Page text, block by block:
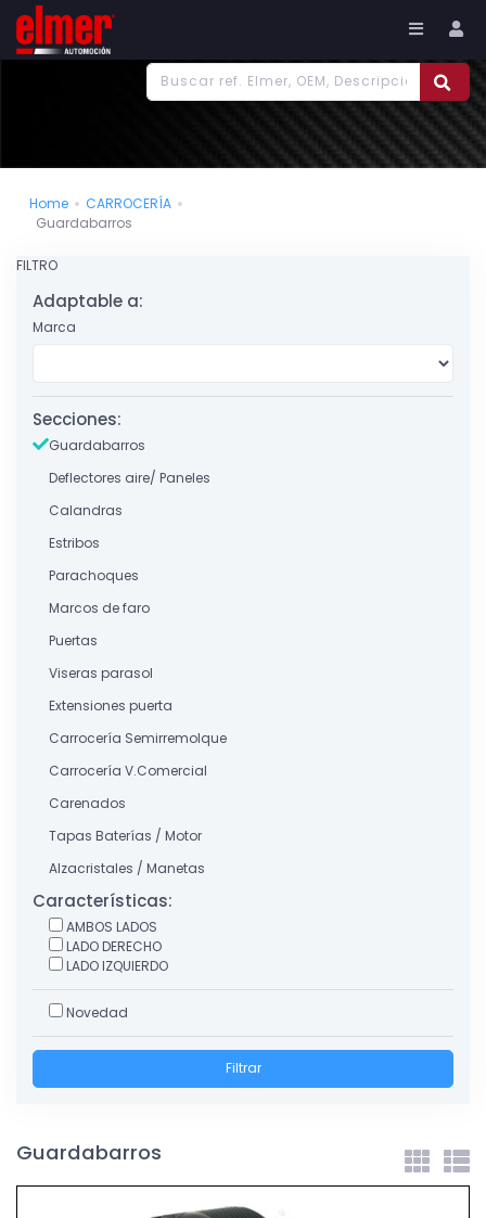
Home
CARROCERÍA
Guardabarros
FILTRO
Adaptable a:
Marca
Secciones:
Guardabarros
Deflectores aire/ Paneles
Calandras
Estribos
Parachoques
Marcos de faro
Puertas
Viseras parasol
Extensiones puerta
Carrocería Semirremolque
Carrocería V.Comercial
Carenados
Tapas Baterías / Motor
Alzacristales / Manetas
Características:
AMBOS LADOS
LADO DERECHO
LADO IZQUIERDO
Novedad
Filtrar
Guardabarros